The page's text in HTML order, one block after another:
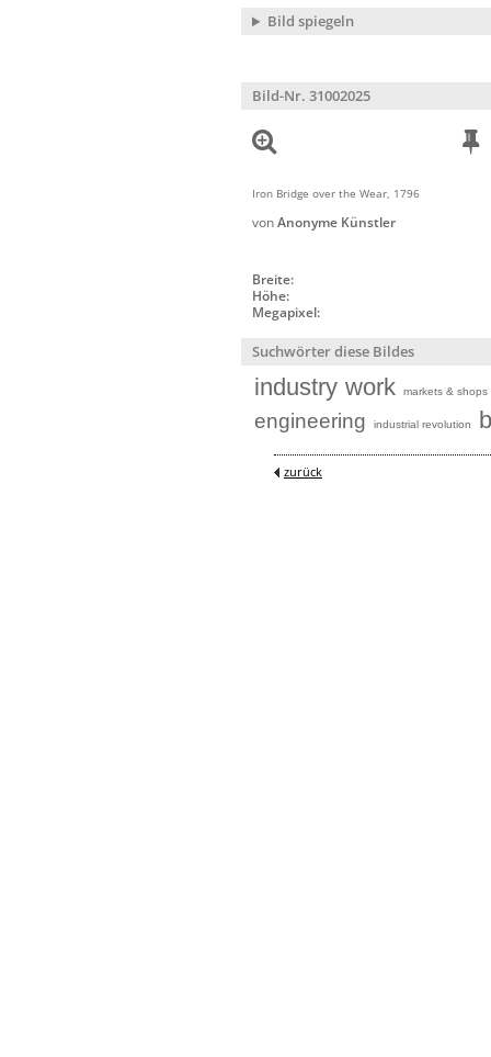
Bild spiegeln
Bild-Nr. 31002025
Iron Bridge over the Wear, 1796
vonAnonyme Künstler
Breite:
Höhe:
Megapixel:
Suchwörter diese Bildes
industry work markets &
engineering industrial revolution
zurück